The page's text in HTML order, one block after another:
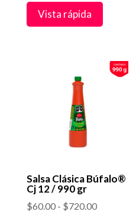
desde
hasta
$348.00
Vista rápida
Salsa Clásica Búfalo®
Cj 12 / 990 gr
$60.00 - $720.00Rango